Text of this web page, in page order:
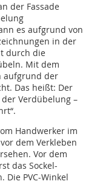
der Fassade
es aufgrund von
in der
durch die
Mit dem
aufgrund der
Das heißt: Der
Verdübelung –
Handwerker im
dem Verkleben
Vor dem
das Sockel-
Die PVC-Winkel